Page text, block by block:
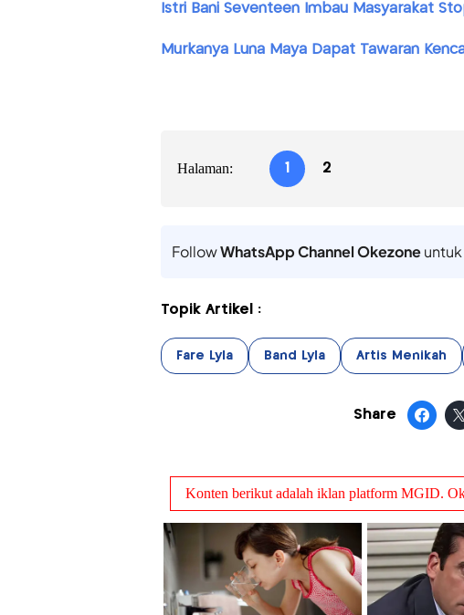
Istri Bani Seventeen Imbau Masyarakat
Murkanya Luna Maya Dapat Tawaran
Halaman: 1 2
FollowWhatsApp Channel Okezoneuntuk
Topik Artikel :
Fare Lyla Band Lyla Artis Menikah
Share